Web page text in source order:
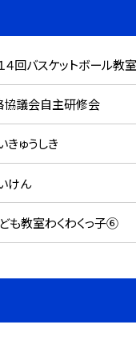
４回バスケットボール教室
議会自主研修会
ゅうしき
けん
も教室わくわくっ子⑥